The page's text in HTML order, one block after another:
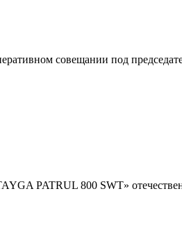
совещании под
PATRUL 800 SWT»